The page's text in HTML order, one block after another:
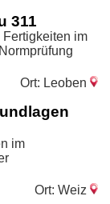
311
im
Ort: Leoben
im
Ort: Weiz